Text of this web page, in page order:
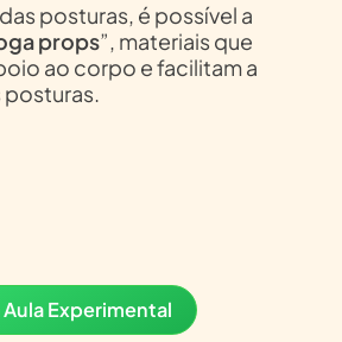
posturas, é possível a
props”, materiais que
ao corpo e facilitam a
posturas.
Experimental